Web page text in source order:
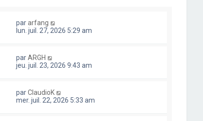
pararfang
lun. juil. 27, 2026 5:29 am
parARGH
jeu. juil. 23, 2026 9:43 am
parClaudioK
mer. juil. 22, 2026 5:33 am